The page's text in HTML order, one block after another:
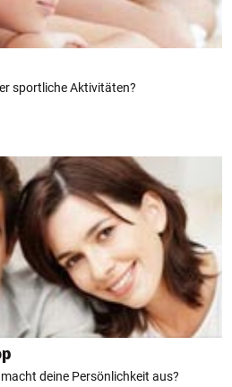
sportliche Aktivitäten?
deine Persönlichkeit aus?